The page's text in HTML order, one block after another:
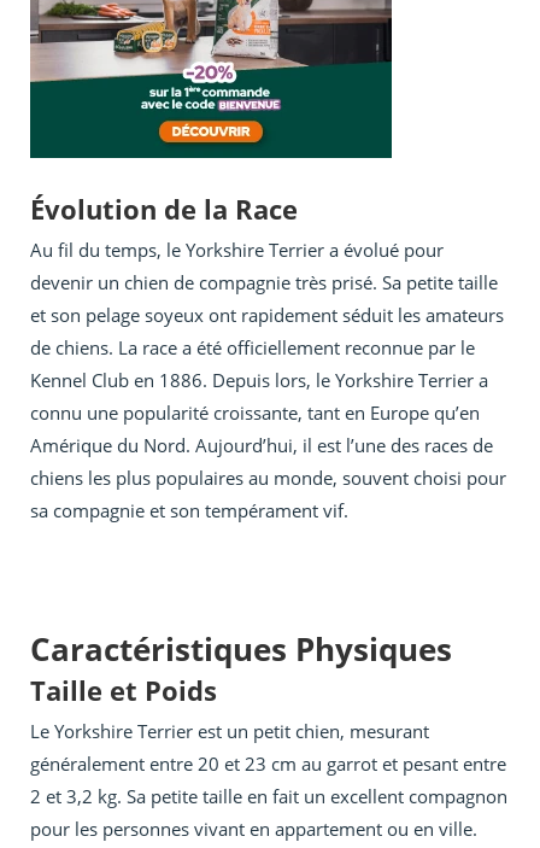
Évolution de la Race
Au fil du temps, le Yorkshire Terrier a évolué pour
devenir un chien de compagnie très prisé. Sa petite taille
et son pelage soyeux ont rapidement séduit les amateurs
de chiens. La race a été officiellement reconnue par le
Kennel Club en 1886. Depuis lors, le Yorkshire Terrier a
connu une popularité croissante, tant en Europe qu’en
Amérique du Nord. Aujourd’hui, il est l’une des races de
chiens les plus populaires au monde, souvent choisi pour
sa compagnie et son tempérament vif.
Caractéristiques Physiques
Taille et Poids
Le Yorkshire Terrier est un petit chien, mesurant
généralement entre 20 et 23 cm au garrot et pesant entre
2 et 3,2 kg. Sa petite taille en fait un excellent compagnon
pour les personnes vivant en appartement ou en ville.